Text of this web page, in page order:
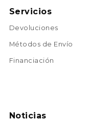
Servicios
Devoluciones
Métodos de Envío
Financiación
Noticias